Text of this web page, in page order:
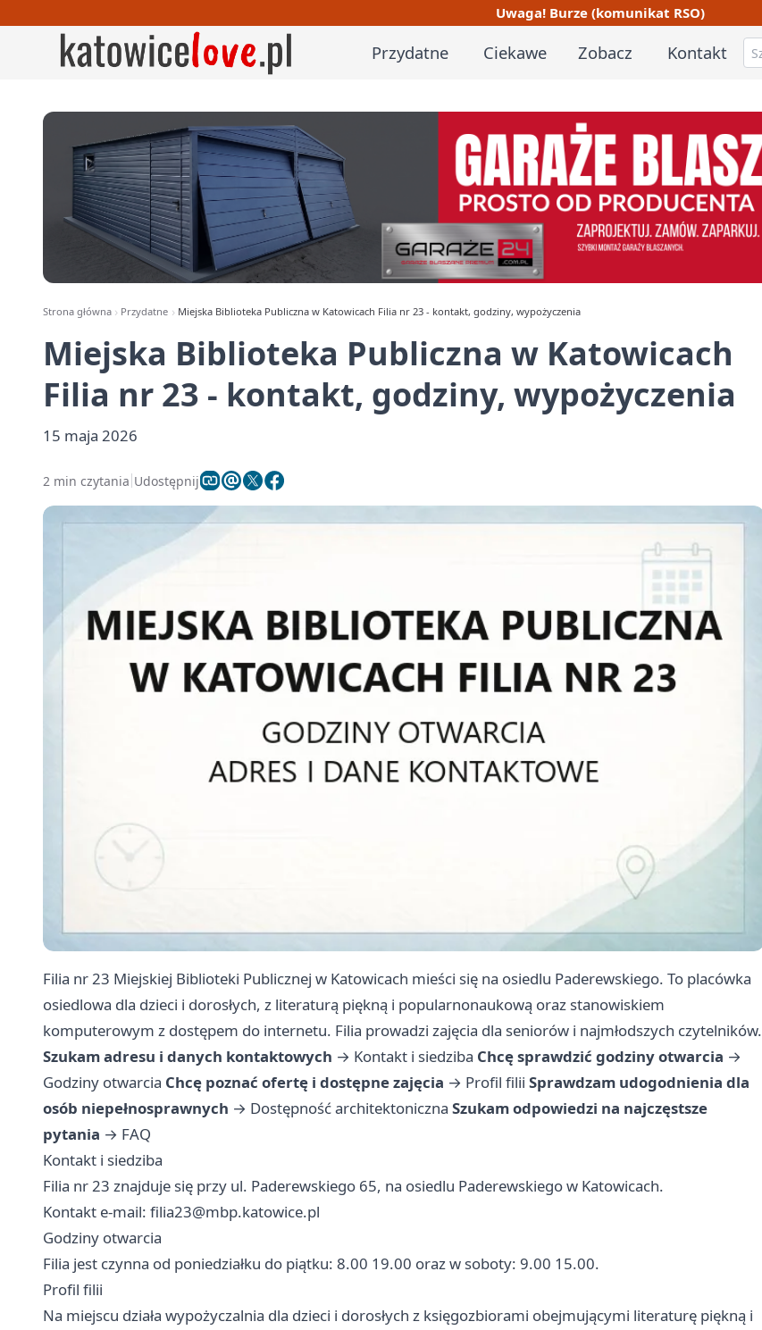
Uwaga! Burze (komunikat RSO)
Przydatne Ciekawe Zobacz Kontakt
Strona główna Przydatne Miejska Biblioteka Publiczna w Katowicach Filia nr 23 - kontakt, godziny, wypożyczenia
Miejska Biblioteka Publiczna w Katowicach
Filia nr 23 - kontakt, godziny, wypożyczenia
15 maja 2026
2 min czytania Udostępnij
Filia nr 23 Miejskiej Biblioteki Publicznej w Katowicach mieści się na osiedlu Paderewskiego. To placówka
osiedlowa dla dzieci i dorosłych, z literaturą piękną i popularnonaukową oraz stanowiskiem
komputerowym z dostępem do internetu. Filia prowadzi zajęcia dla seniorów i najmłodszych czytelników.
Szukam adresu i danych kontaktowych → Kontakt i siedziba Chcę sprawdzić godziny otwarcia →
Godziny otwarcia Chcę poznać ofertę i dostępne zajęcia → Profil filii Sprawdzam udogodnienia dla
osób niepełnosprawnych → Dostępność architektoniczna Szukam odpowiedzi na najczęstsze
pytania → FAQ
Kontakt i siedziba
Filia nr 23 znajduje się przy ul. Paderewskiego 65, na osiedlu Paderewskiego w Katowicach.
Kontakt e-mail: filia23@mbp.katowice.pl
Godziny otwarcia
Filia jest czynna od poniedziałku do piątku: 8.00 19.00 oraz w soboty: 9.00 15.00.
Profil filii
Na miejscu działa wypożyczalnia dla dzieci i dorosłych z księgozbiorami obejmującymi literaturę piękną i